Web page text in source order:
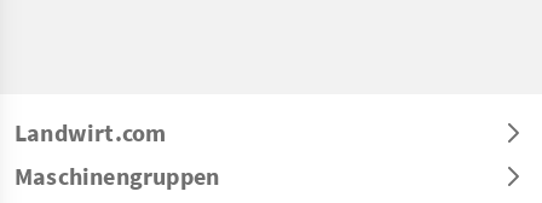
Landwirt.com
Maschinengruppen